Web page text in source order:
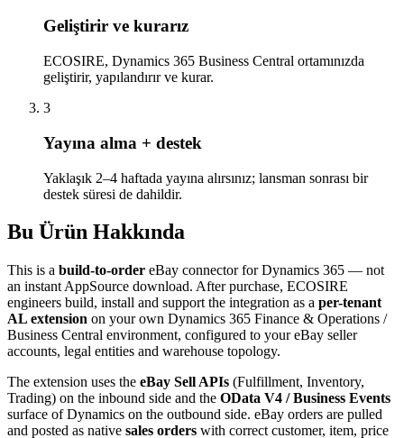
Geliştirir ve kurarız
ECOSIRE, Dynamics 365 Business Central ortamınızda
geliştirir, yapılandırır ve kurar.
3
Yayına alma + destek
Yaklaşık 2–4 haftada yayına alırsınız; lansman sonrası bir
destek süresi de dahildir.
Bu Ürün Hakkında
This is a build-to-order eBay connector for Dynamics 365 — not
an instant AppSource download. After purchase, ECOSIRE
engineers build, install and support the integration as a per-tenant
AL extension on your own Dynamics 365 Finance & Operations /
Business Central environment, configured to your eBay seller
accounts, legal entities and warehouse topology.
The extension uses the eBay Sell APIs (Fulfillment, Inventory,
Trading) on the inbound side and the OData V4 / Business Events
surface of Dynamics on the outbound side. eBay orders are pulled
and posted as native sales orders with correct customer, item, price